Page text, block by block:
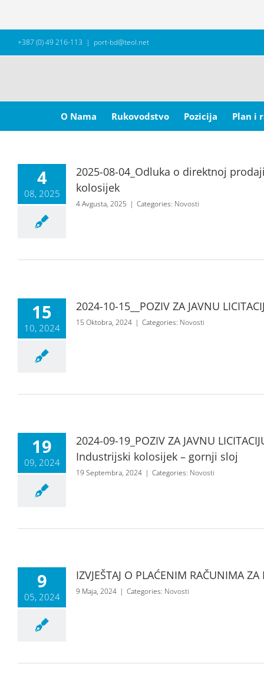
+387 (0) 49 216-113 | port-bd@teol.net
for:
O Nama
Rukovodstvo Pozicija Plan i
4
08, 2025
2025-08-04_Odluka o direktnoj
kolosijek
4 Avgusta, 2025 | Categories: Novosti
15
10, 2024
2024-10-15__POZIV ZA JAVNU
15 Oktobra, 2024 | Categories: Novosti
19
09, 2024
2024-09-19_POZIV ZA JAVNU
Industrijski kolosijek – gornji sloj
19 Septembra, 2024 | Categories: Novosti
9
05, 2024
IZVJEŠTAJ O PLAĆENIM RAČUNIMA
9 Maja, 2024 | Categories: Novosti